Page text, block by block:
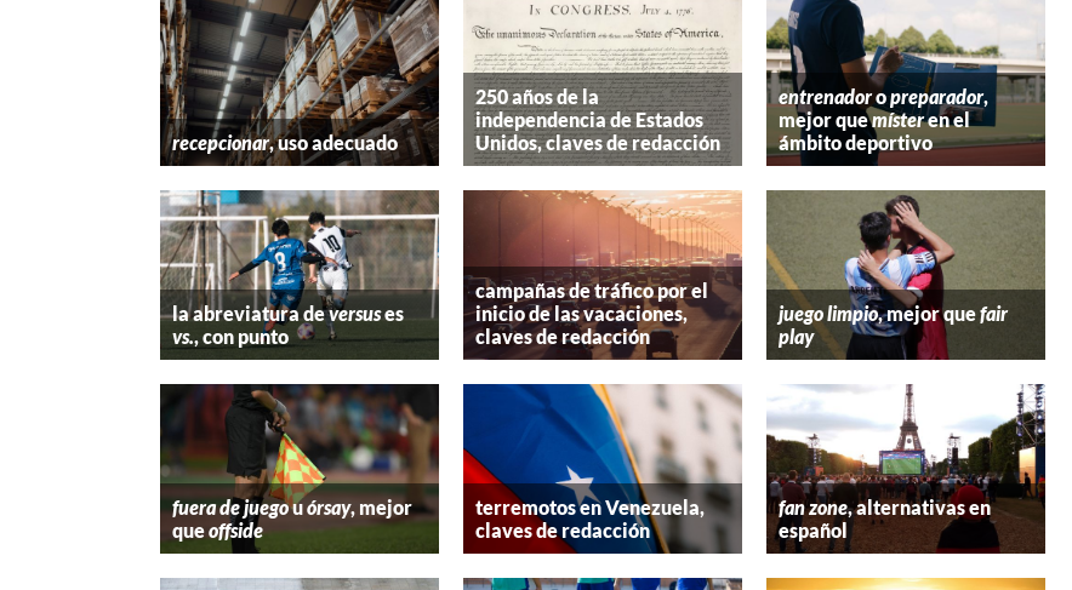
recepcionar, uso adecuado
250 años de la
independencia de Estados
Unidos, claves de redacción
entrenadoropreparador,
mejor quemísteren el
ámbito deportivo
la abreviatura deversuses
vs., con punto
campañas de tráfico por el
inicio de las vacaciones,
claves de redacción
juego limpio, mejor quefair
play
fuera de juegouórsay, mejor
queoffside
terremotos en Venezuela,
claves de redacción
fan zone, alternativas en
español